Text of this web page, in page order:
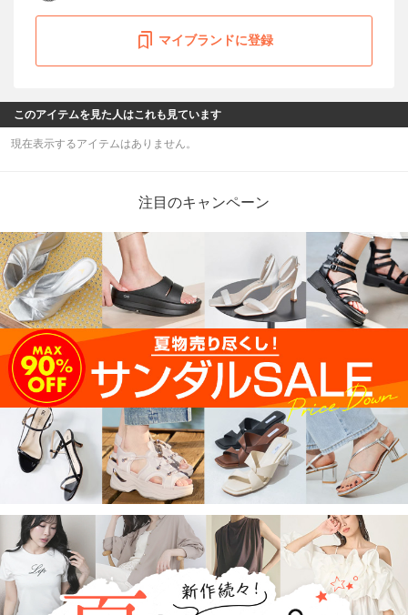
マイブランドに登録
このアイテムを見た人はこれも見ています
現在表示するアイテムはありません。
注目のキャンペーン